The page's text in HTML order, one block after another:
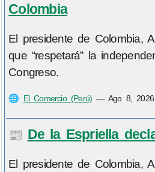
Colombia
El presidente de Colombia,
que “respetará” la
Congreso.
🌐 El Comercio (Perú) — Ago 8,
📰 De la Espriella
El presidente de Colombia,